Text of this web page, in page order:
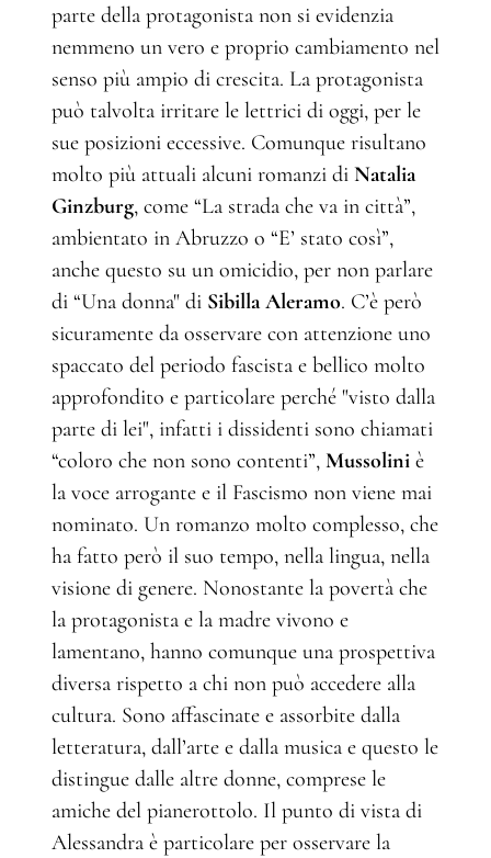
parte della protagonista non si evidenzia
nemmeno un vero e proprio cambiamento nel
senso più ampio di crescita. La protagonista
può talvolta irritare le lettrici di oggi, per le
sue posizioni eccessive. Comunque risultano
molto più attuali alcuni romanzi di Natalia
Ginzburg, come “La strada che va in città”,
ambientato in Abruzzo o “E’ stato così”,
anche questo su un omicidio, per non parlare
di “Una donna" di Sibilla Aleramo. C’è però
sicuramente da osservare con attenzione uno
spaccato del periodo fascista e bellico molto
approfondito e particolare perché "visto dalla
parte di lei", infatti i dissidenti sono chiamati
“coloro che non sono contenti”, Mussolini è
la voce arrogante e il Fascismo non viene mai
nominato. Un romanzo molto complesso, che
ha fatto però il suo tempo, nella lingua, nella
visione di genere. Nonostante la povertà che
la protagonista e la madre vivono e
lamentano, hanno comunque una prospettiva
diversa rispetto a chi non può accedere alla
cultura. Sono affascinate e assorbite dalla
letteratura, dall’arte e dalla musica e questo le
distingue dalle altre donne, comprese le
amiche del pianerottolo. Il punto di vista di
Alessandra è particolare per osservare la